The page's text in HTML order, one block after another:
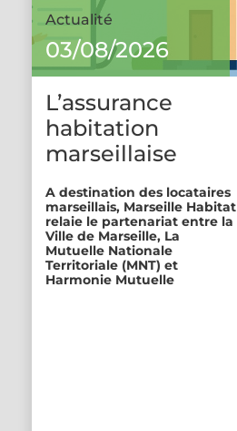
Actualité
03/08/2026
L’assurance
habitation
marseillaise
A destination des locataires
marseillais, Marseille Habitat
relaie le partenariat entre la
Ville de Marseille, La
Mutuelle Nationale
Territoriale (MNT) et
Harmonie Mutuelle